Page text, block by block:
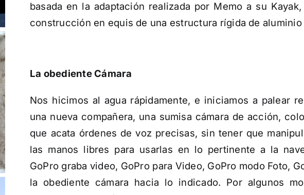
basada en la adaptación realizada por Memo a su
construcción en equis de una estructura rígida de aluminio
La obediente Cámara
Nos hicimos al agua rápidamente, e iniciamos a palear
una nueva compañera, una sumisa cámara de acción,
que acata órdenes de voz precisas, sin tener que
las manos libres para usarlas en lo pertinente a la
GoPro graba video, GoPro para Video, GoPro modo Foto,
la obediente cámara hacia lo indicado. Por algunos